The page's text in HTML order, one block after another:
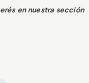
en nuestra sección